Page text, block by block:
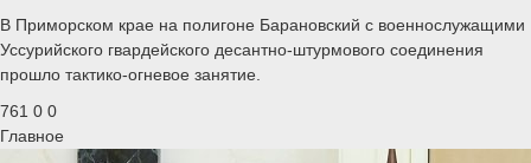
В Приморском крае на полигоне Барановский с военнослужащими
Уссурийского гвардейского десантно-штурмового соединения
прошло тактико-огневое занятие.
761 0 0
Главное